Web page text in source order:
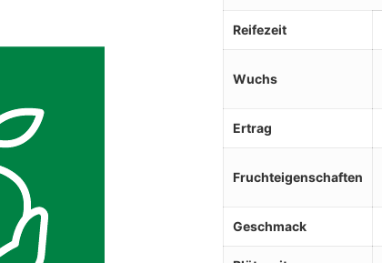
Reifezeit
Wuchs
Ertrag
Fruchteigenschaften
Geschmack